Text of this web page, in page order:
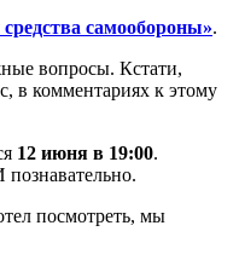
самообороны».
вопросы. Кстати,
в комментариях к этому
12 июня в 19:00.
посмотреть, мы